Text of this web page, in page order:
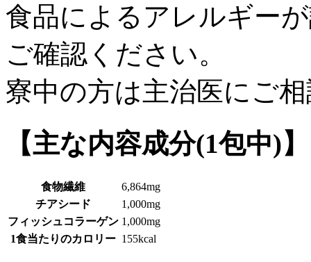
食品によるアレルギー
ご確認ください。
寮中の方は主治医にご
【主な内容成分(1包中)】
食物繊維
6,864mg
チアシード
1,000mg
フィッシュコラーゲン 1,000mg
1食当たりのカロリー 155kcal